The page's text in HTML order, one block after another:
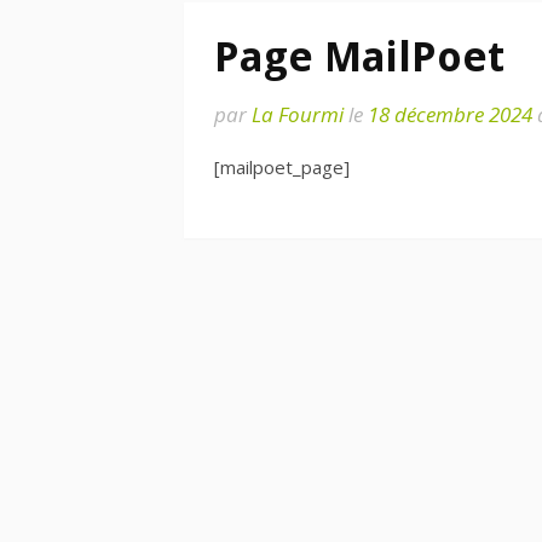
Page MailPoet
parLa Fourmile 18 décembre 2024
[mailpoet_page]